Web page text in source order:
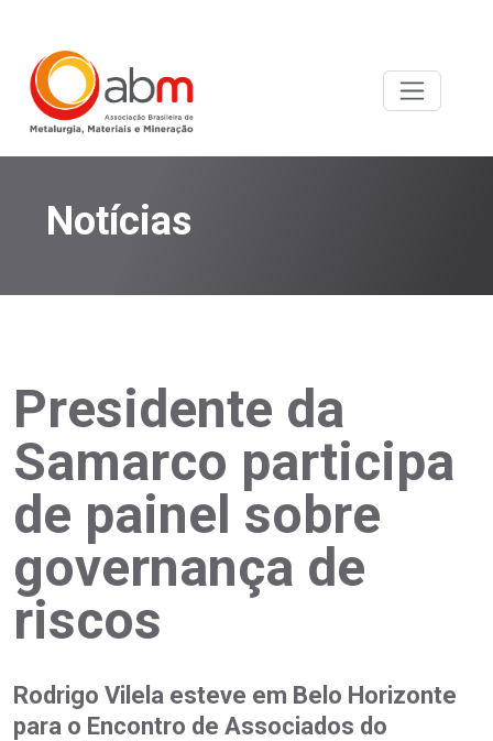
Notícias
Presidente da
Samarco participa
de painel sobre
governança de
riscos
Rodrigo Vilela esteve em Belo Horizonte
para o Encontro de Associados do